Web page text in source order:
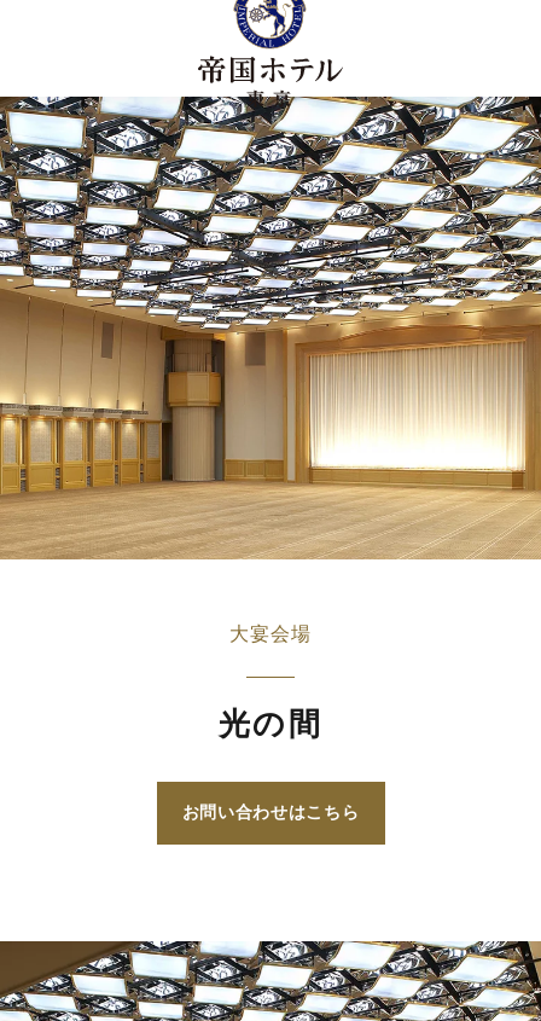
大宴会場
光の間
お問い合わせはこちら